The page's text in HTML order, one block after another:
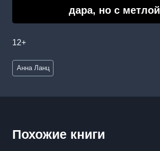
дара, но с метлой
12+
Метки
записи:
Анна Ланц
Похожие книги